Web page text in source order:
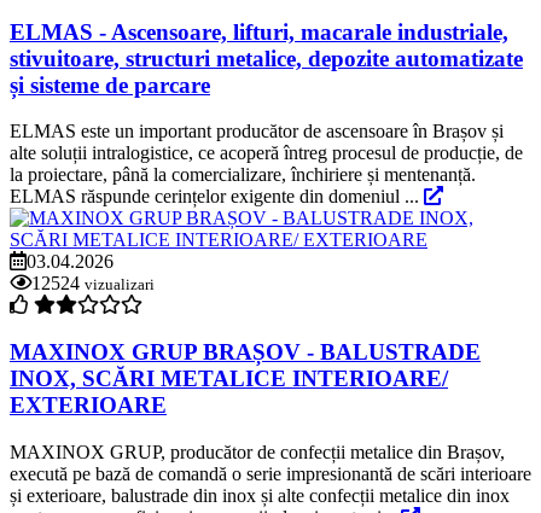
ELMAS - Ascensoare, lifturi, macarale industriale,
stivuitoare, structuri metalice, depozite automatizate
și sisteme de parcare
ELMAS este un important producător de ascensoare în Brașov și
alte soluții intralogistice, ce acoperă întreg procesul de producție, de
la proiectare, până la comercializare, închiriere și mentenanță.
ELMAS răspunde cerințelor exigente din domeniul ...
03.04.2026
12524 vizualizari
MAXINOX GRUP BRAȘOV - BALUSTRADE
INOX, SCĂRI METALICE INTERIOARE/
EXTERIOARE
MAXINOX GRUP, producător de confecții metalice din Brașov,
execută pe bază de comandă o serie impresionantă de scări interioare
și exterioare, balustrade din inox și alte confecții metalice din inox